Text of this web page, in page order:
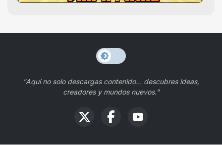
"Aquí no solo descargas contenido… descubres ideas,
creadores y mundos nuevos."